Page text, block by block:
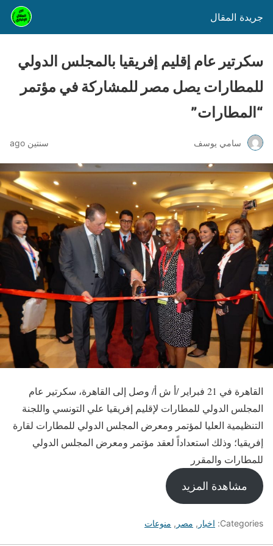
جريدة المقال
سكرتير عام إقليم إفريقيا بالمجلس الدولي
للمطارات يصل مصر للمشاركة في مؤتمر
“المطارات”
سامي يوسف سنتين ago
القاهرة في 21 فبراير /أ ش أ/ وصل إلى القاهرة، سكرتير عام
المجلس الدولي للمطارات لإقليم إفريقيا علي التونسي واللجنة
التنظيمية العليا لمؤتمر ومعرض المجلس الدولي للمطارات لقارة
إفريقيا؛ وذلك استعداداً لعقد مؤتمر ومعرض المجلس الدولي
للمطارات والمقرر
مشاهدة المزيد
Categories: اخبار , مصر , منوعات